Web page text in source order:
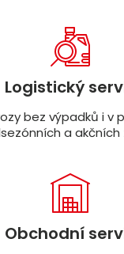
Logistický
bez výpadků i v
a akčních
Obchodní